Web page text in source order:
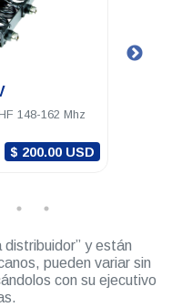
Duplexer 6
distribuidor” y están
pueden variar sin
con su ejecutivo